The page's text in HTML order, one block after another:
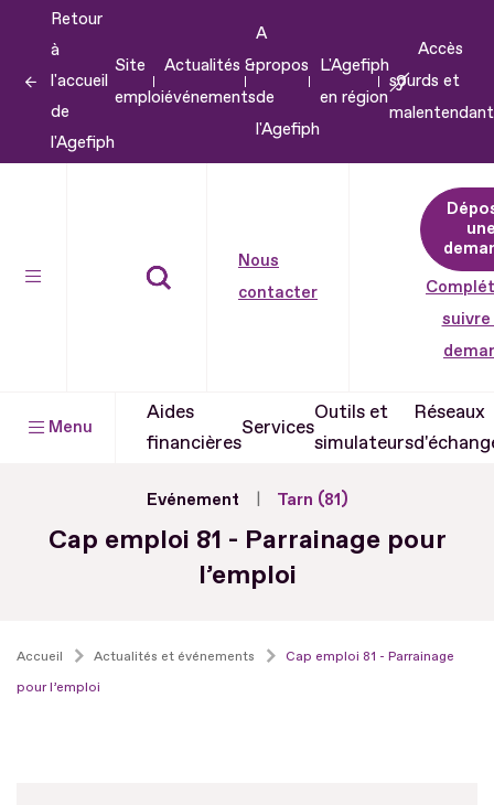
contenu
Retour
à
l'accueil
de
l'Agefiph
Site
emploi
Actualités &
événements
A
propos
de
l'Agefiph
L'Agefiph
en région
Accès
sourds et
Nous
contacter
suivre
Menu
Aides
financières
Services
Outils et
simulateurs
Réseaux
Evénement Tarn (81)
Cap emploi 81 - Parrainage pour
l’emploi
Accueil Actualités et événements
Cap emploi 81 - Parrainage
pour l’emploi